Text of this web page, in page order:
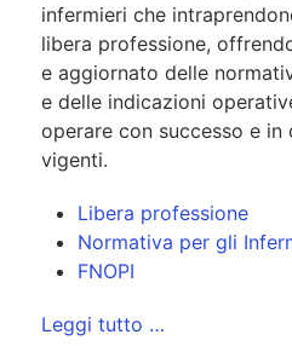
infermieri che
libera professione,
e aggiornato delle
e delle indicazioni
operare con successo e
vigenti.
Libera professione
Normativa per gli
FNOPI
Leggi tutto …